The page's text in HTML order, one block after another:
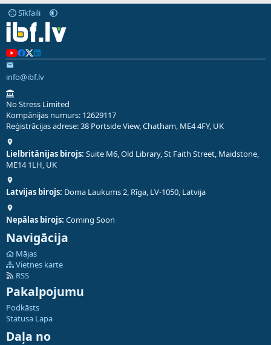
Sīkfaili
info@ibf.lv
No Stress Limited
Kompānijas numurs: 12629117
Reģistrācijas adrese: 38 Portside View, Chatham, ME4 4FY, UK
Lielbritānijas birojs: Suite M6, Old Library, St Faith Street, Maidstone,
ME14 1LH, UK
Latvijas birojs: Doma Laukums 2, Rīga, LV-1050, Latvija
Nepālas birojs: Coming Soon
Navigācija
Mājas
Vietnes karte
RSS
Pakalpojumu
Podkāsts
Statusa Lapa
Daļa no